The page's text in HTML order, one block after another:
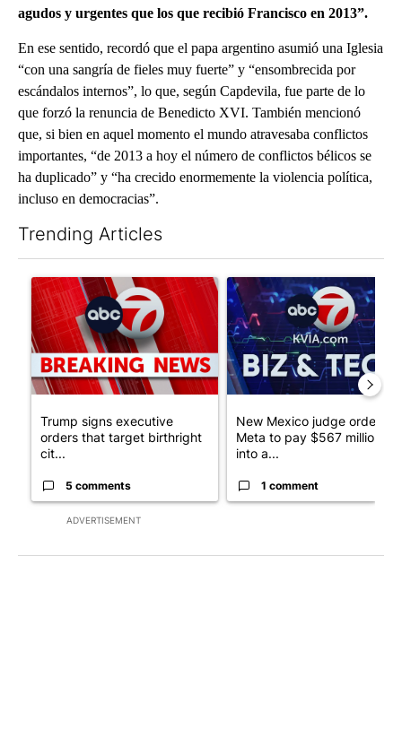
agudos y urgentes que los que recibió Francisco en 2013”.
En ese sentido, recordó que el papa argentino asumió una Iglesia
“con una sangría de fieles muy fuerte” y “ensombrecida por
escándalos internos”, lo que, según Capdevila, fue parte de lo
que forzó la renuncia de Benedicto XVI. También mencionó
que, si bien en aquel momento el mundo atravesaba conflictos
importantes, “de 2013 a hoy el número de conflictos bélicos se
ha duplicado” y “ha crecido enormemente la violencia política,
incluso en democracias”.
Trending Articles
ADVERTISEMENT
A trending article titled "Trump signs executive orders that
Trump signs executive
orders that target birthright
cit...
5 comments
A trending article titled "New
New Mexico judge orders
Meta to pay $567 million
into a...
1 comment